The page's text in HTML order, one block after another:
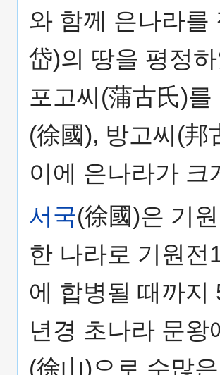
와 함께 은나라를
岱)의 땅을 평정
포고씨(蒲古氏)
(徐國), 방고씨(邦
이에 은나라가 크
서국(徐國)은 기
한 나라로 기원전
에 합병될 때까지
년경 초나라 문
(徐山)으로 수많